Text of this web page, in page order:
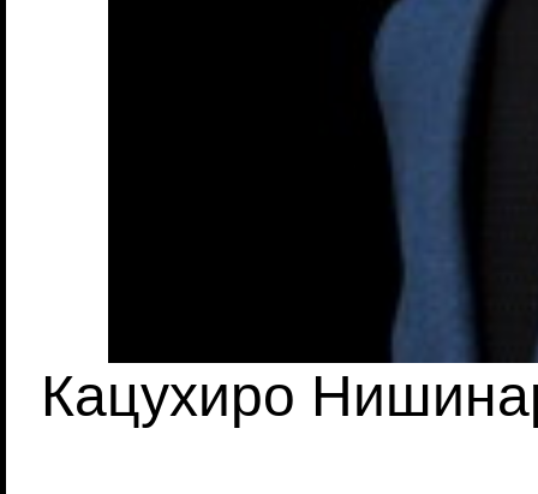
Кацухиро